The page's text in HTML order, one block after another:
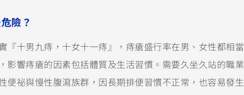
險？
『十男九痔，十女十一痔』，痔瘡盛行率在男、女性都相
影響痔瘡的因素包括體質及生活習慣。需要久坐久站的職
便祕與慢性腹瀉族群，因長期排便習慣不正常，也容易發